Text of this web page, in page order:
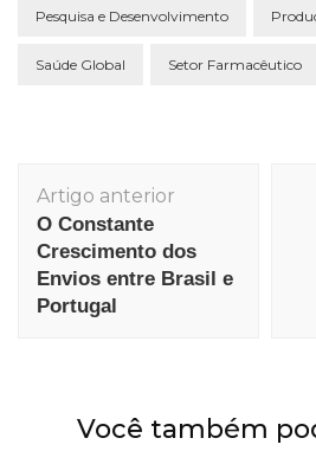
Pesquisa e Desenvolvimento
Saúde Global Setor Farmacêutico
de
post
Artigo anterior
O Constante
Crescimento dos
Envios entre Brasil e
Portugal
Você também